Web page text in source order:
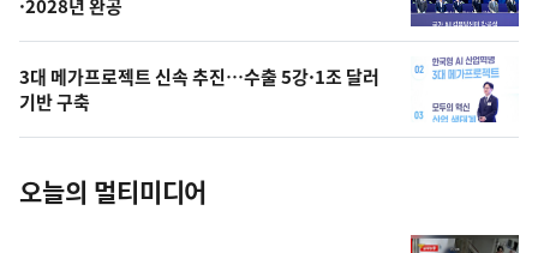
늘
의
사
진
·2028년 완공
3대 메가프로젝트 신속 추진…수출 5강·1조 달러
기반 구축
오늘의 멀티미디어